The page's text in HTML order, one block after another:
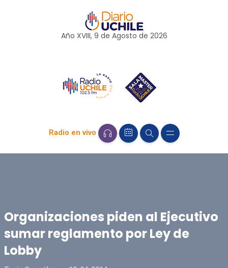
Año XVIII, 9 de Agosto de 2026
Radio en vivo
Organizaciones piden al Ejecutivo
sumar reglamento por Ley de
Lobby